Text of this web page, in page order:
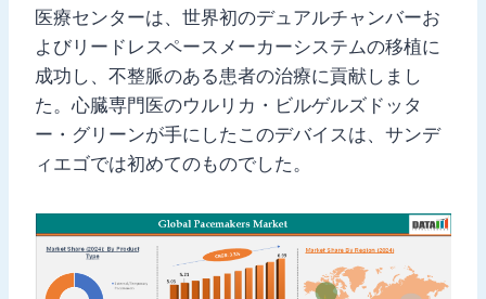
医療センターは、世界初のデュアルチャンバーお
よびリードレスペースメーカーシステムの移植に
成功し、不整脈のある患者の治療に貢献しまし
た。心臓専門医のウルリカ・ビルゲルズドッタ
ー・グリーンが手にしたこのデバイスは、サンデ
ィエゴでは初めてのものでした。